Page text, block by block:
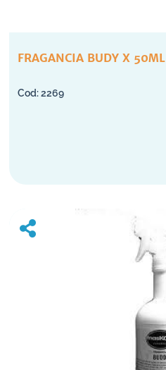
FRAGANCIA BUDY X 50ML
2269